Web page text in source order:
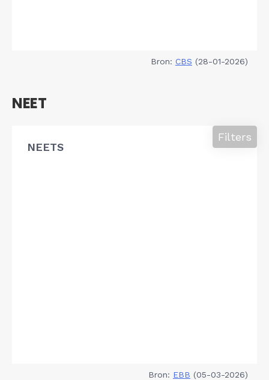
Bron: CBS (28-01-2026)
NEET
NEETS
Filters
Bron: EBB (05-03-2026)